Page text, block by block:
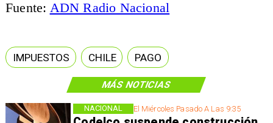
MÁS NOTICIAS
El Miércoles Pasado A Las 9:35
NACIONAL
Fuente: ADN Radio Nacional
IMPUESTOS CHILE PAGO